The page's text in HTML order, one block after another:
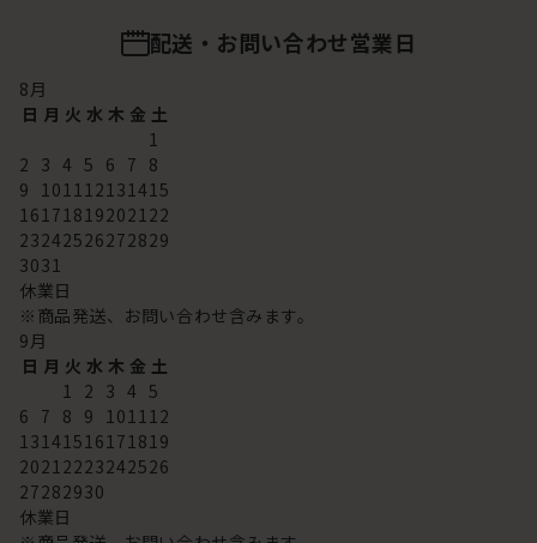
配送・お問い合わせ営業日
8月
日 月 火 水 木 金 土
1
2 3 4 5 6 7 8
9 101112131415
16171819202122
23242526272829
3031
休業日
※商品発送、お問い合わせ含みます。
9月
日 月 火 水 木 金 土
1 2 3 4 5
6 7 8 9 101112
13141516171819
20212223242526
27282930
休業日